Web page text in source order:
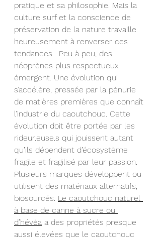
pratique et sa philosophie. Mais la
culture surf et la conscience de
préservation de la nature travaille
heureusement à renverser ces
tendances. Peu à peu, des
néoprènes plus respectueux
émergent. Une évolution qui
s’accélère, pressée par la pénurie
de matières premières que connaît
l’industrie du caoutchouc. Cette
évolution doit être portée par les
rideur.euse.s qui jouissent autant
qu’ils dépendent d’écosystème
fragile et fragilisé par leur passion.
Plusieurs marques développent ou
utilisent des matériaux alternatifs,
biosourcés. Le caoutchouc naturel
à base de canne à sucre ou
d’hévéa a des propriétés presque
aussi élevées que le caoutchouc